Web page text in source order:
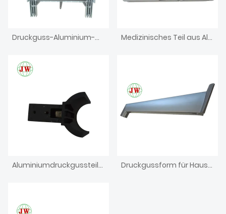
Druckguss-Aluminium-Matrize für Teil der Dentaleinheit Medizinisches Teil aus Aluminiumdruckguss
Aluminiumdruckgussteile für die Möbellandwirtschaft Druckgussform für Haushaltsgeräte